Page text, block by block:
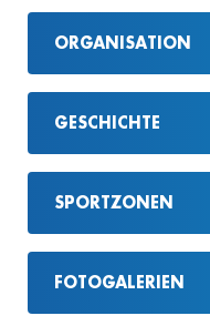
ORGANISATION
GESCHICHTE
SPORTZONEN
FOTOGALERIEN